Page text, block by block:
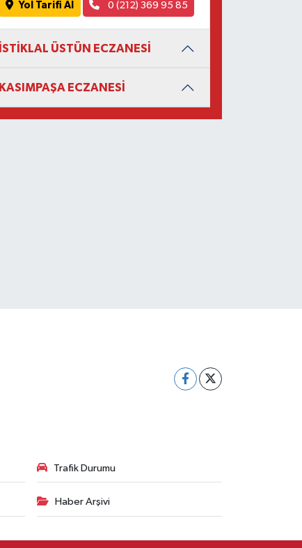
Yol Tarifi Al 0 (212) 369 95 85
İSTİKLAL ÜSTÜN ECZANESİ
KASIMPAŞA ECZANESİ
Trafik Durumu
Haber Arşivi